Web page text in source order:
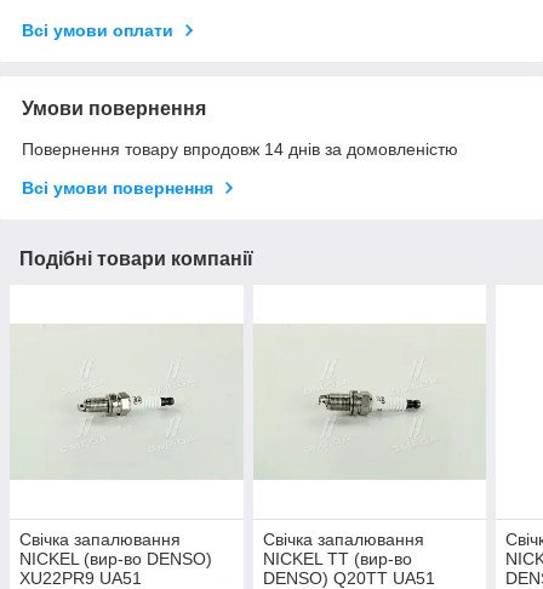
Всі умови оплати
Умови повернення
Повернення товару впродовж 14 днів за домовленістю
Всі умови повернення
Подібні товари компанії
Свічка запалювання
NICKEL (вир-во DENSO)
XU22PR9 UA51
Свічка запалювання
NICKEL TT (вир-во
DENSO) Q20TT UA51